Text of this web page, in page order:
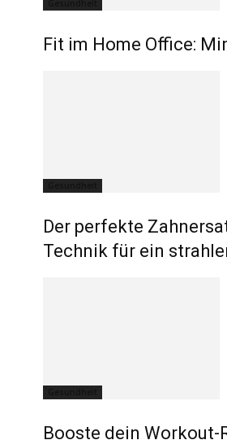
Fit im Home Office:
Der perfekte
Technik für ein
Booste dein Workout-